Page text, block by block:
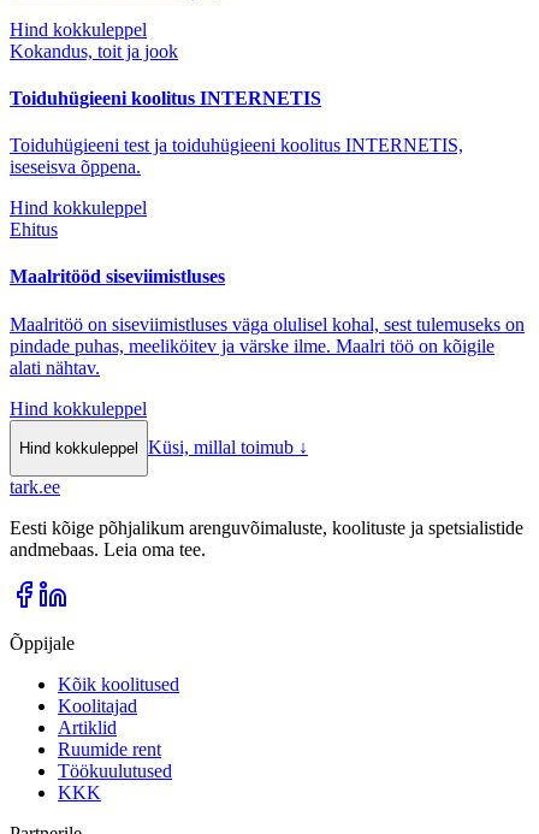
Hind kokkuleppel
Kokandus, toit ja jook
Toiduhügieeni koolitus INTERNETIS
Toiduhügieeni test ja toiduhügieeni koolitus INTERNETIS,
iseseisva õppena.
Hind kokkuleppel
Ehitus
Maalritööd siseviimistluses
Maalritöö on siseviimistluses väga olulisel kohal, sest tulemuseks on
pindade puhas, meeliköitev ja värske ilme. Maalri töö on kõigile
alati nähtav.
Hind kokkuleppel
Hind kokkuleppel Küsi, millal toimub ↓
tark.ee
Eesti kõige põhjalikum arenguvõimaluste, koolituste ja spetsialistide
andmebaas. Leia oma tee.
Õppijale
Kõik koolitused
Koolitajad
Artiklid
Ruumide rent
Töökuulutused
KKK